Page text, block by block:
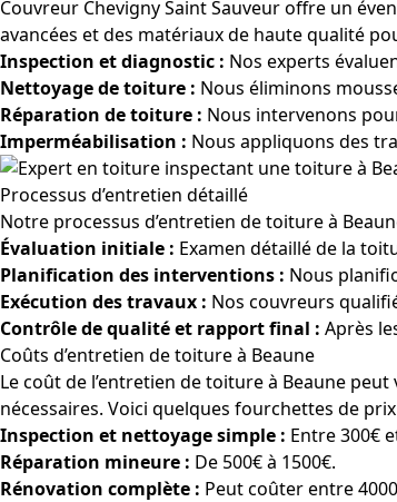
Couvreur Chevigny Saint Sauveur offre un
avancées et des matériaux de haute qualité
Inspection et diagnostic : Nos experts
Nettoyage de toiture : Nous éliminons
Réparation de toiture : Nous intervenons
Imperméabilisation : Nous appliquons des
Processus d’entretien détaillé
Notre processus d’entretien de toiture à
Évaluation initiale : Examen détaillé de la
Planification des interventions : Nous
Exécution des travaux : Nos couvreurs
Contrôle de qualité et rapport final : Après
Coûts d’entretien de toiture à Beaune
Le coût de l’entretien de toiture à Beaune
nécessaires. Voici quelques fourchettes de
Inspection et nettoyage simple : Entre 300€
Réparation mineure : De 500€ à 1500€.
Rénovation complète : Peut coûter entre